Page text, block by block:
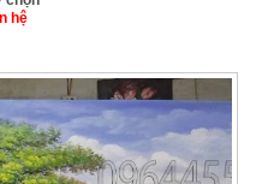
hệ